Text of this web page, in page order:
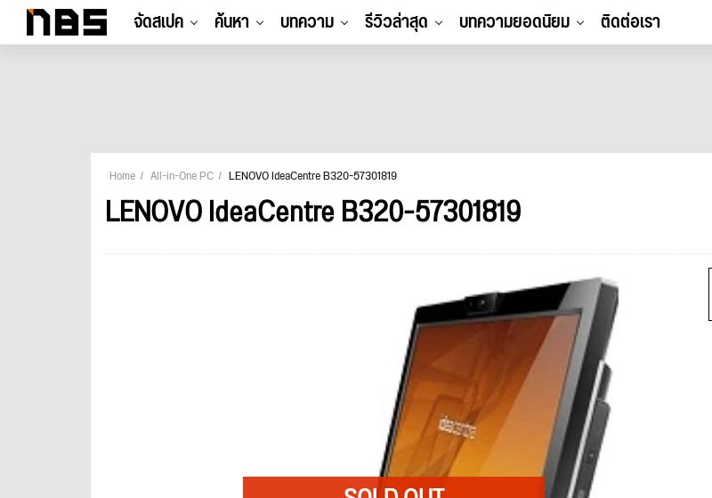
จัดสเปค ค้นหา บทความ รีวิวล่าสุด บทความยอดนิยม ติดต่อเรา
Home All-in-One PC LENOVO IdeaCentre B320-57301819
LENOVO IdeaCentre B320-57301819